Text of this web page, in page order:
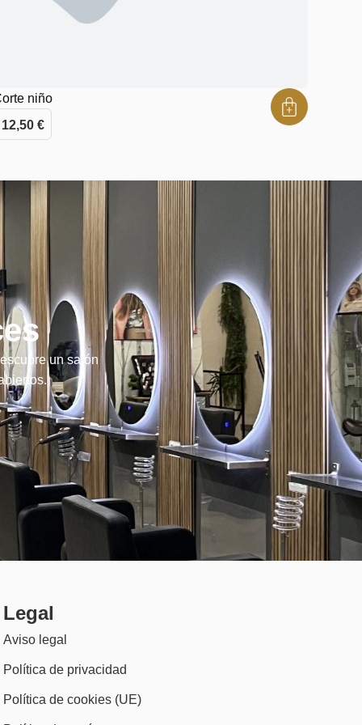
niño
12,50 €
un salón
Legal
Aviso legal
Política de privacidad
Política de cookies (UE)